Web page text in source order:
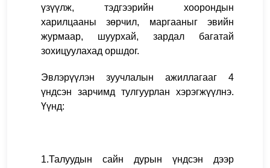
үзүүлж, тэдгээрийн хоорондын
харилцааны зөрчил, маргааныг эвийн
журмаар, шуурхай, зардал багатай
зохицуулахад оршдог.
Эвлэрүүлэн зуучлалын ажиллагааг 4
үндсэн зарчимд тулгуурлан хэрэгжүүлнэ.
Үүнд:
1.Талуудын сайн дурын үндсэн дээр